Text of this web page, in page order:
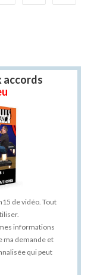
accords
de vidéo. Tout
informations
ma demande et
qui peut